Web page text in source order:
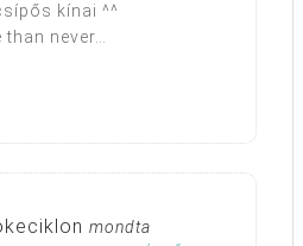
kínai ^^
never…
mondta